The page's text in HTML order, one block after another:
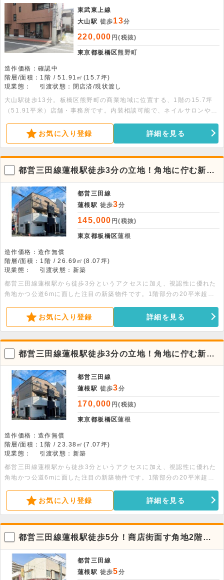
東武東上線
大山駅 徒歩13分
220,000 円(税抜)
東京都板橋区熊野町
造作価格：確認中
階層/面積：1階 / 51.91㎡(15.7坪)
現業態：
引渡状態：閉店済/現状渡し
大山駅徒歩13分。板橋区熊野町の商業地域に位置する、1階の15.7坪
（51.91平米）店舗・事務所です。内装相談可能で、ネイルサロンや整
お気に入り登録 詳細を見る
都営三田線蓮根駅徒歩3分の立地！角地に佇む新築
の1階貸店舗物件。飲食不可
都営三田線
蓮根駅 徒歩3分
145,000 円(税抜)
東京都板橋区蓮根
造作価格：造作無償
階層/面積：1階 / 26.69㎡(8.07坪)
現業態：
引渡状態：新築
都営三田線蓮根駅から徒歩3分というアクセスに加え、視認性に優れた
角地かつ公道6mに面した注目の新築物件です。1階部分の20平米超の
す。詳細につきましてはお問い合わせください。
お気に入り登録 詳細を見る
都営三田線蓮根駅徒歩3分の立地！角地に佇む新築
の1階貸店舗物件。飲食不可
都営三田線
蓮根駅 徒歩3分
170,000 円(税抜)
東京都板橋区蓮根
造作価格：造作無償
階層/面積：1階 / 23.38㎡(7.07坪)
現業態：
引渡状態：新築
都営三田線蓮根駅から徒歩3分というアクセスに加え、視認性に優れた
角地かつ公道6mに面した注目の新築物件です。1階部分の20平米超の
す。詳細につきましてはお問い合わせください。
お気に入り登録 詳細を見る
都営三田線蓮根駅徒歩5分！商店街面す角地2階店
舗物件。飲食不可
都営三田線
蓮根駅 徒歩5分